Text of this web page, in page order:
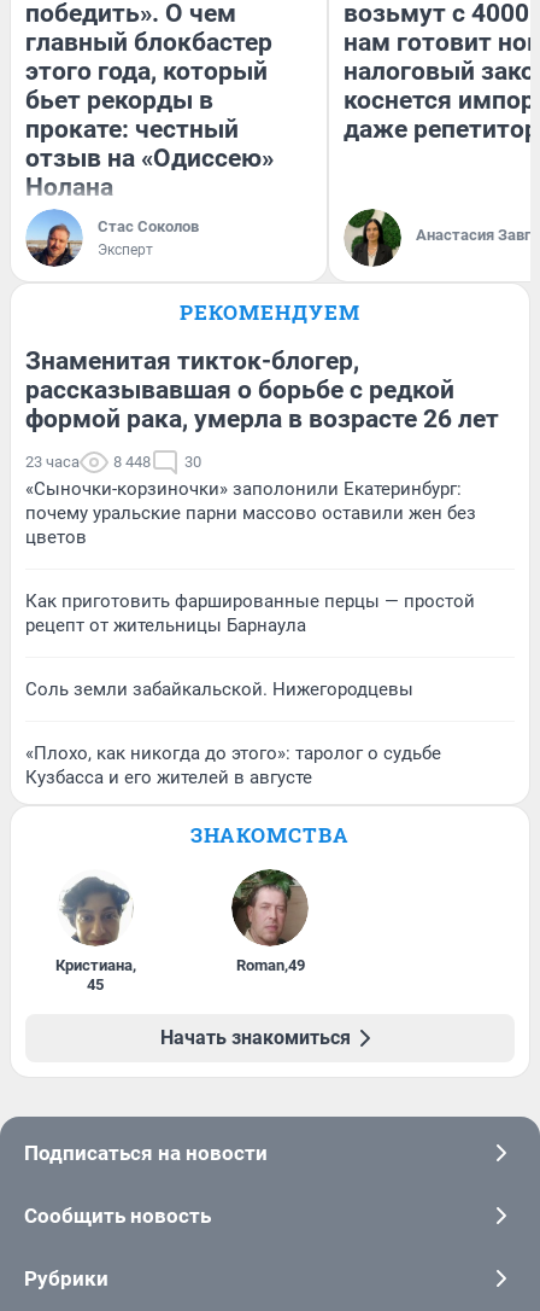
победить». О чем
главный блокбастер
этого года, который
бьет рекорды в
прокате: честный
отзыв на «Одиссею»
Нолана
Стас Соколов
Эксперт
возьмут с
нам готовит
налоговый
коснется
даже
Анастасия
РЕКОМЕНДУЕМ
Знаменитая тикток-блогер,
рассказывавшая о борьбе с редкой
формой рака, умерла в возрасте 26 лет
23 часа 8 448 30
«Сыночки-корзиночки» заполонили Екатеринбург:
почему уральские парни массово оставили жен без
цветов
Как приготовить фаршированные перцы — простой
рецепт от жительницы Барнаула
Соль земли забайкальской. Нижегородцевы
«Плохо, как никогда до этого»: таролог о судьбе
Кузбасса и его жителей в августе
ЗНАКОМСТВА
Кристиана,
45
Roman,49
Начать знакомиться
Подписаться на новости
Сообщить новость
Рубрики